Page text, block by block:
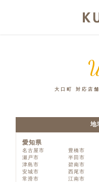
大口町 対応店
地
愛知県
名古屋市 豊橋市
瀬戸市
半田市
津島市
碧南市
安城市
西尾市
常滑市
江南市